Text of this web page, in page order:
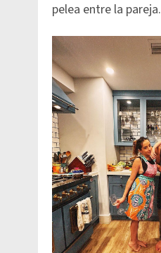
pelea entre la pareja.